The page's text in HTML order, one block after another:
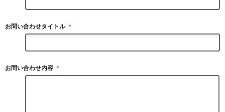
お問い合わせタイトル ＊
お問い合わせ内容 ＊